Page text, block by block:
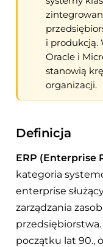
i produkcją.
Oracle i
stanowią
organizacji.
Definicja
ERP (Enterprise
kategoria
enterprise
zarządzania
początku lat 90.,